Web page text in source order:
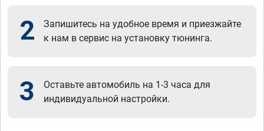
2
Запишитесь на удобное время и приезжайте
к нам в сервис на установку тюнинга.
3
Оставьте автомобиль на 1-3 часа для
индивидуальной настройки.